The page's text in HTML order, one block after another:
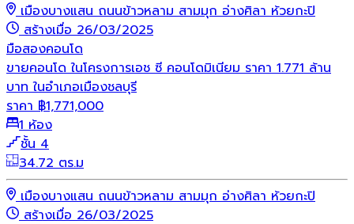
เมืองบางแสน ถนนข้าวหลาม สามมุก อ่างศิลา ห้วยกะปิ
สร้างเมื่อ 26/03/2025
มือสองคอนโด
ขายคอนโด ในโครงการเอช ซี คอนโดมิเนียม ราคา 1.771 ล้าน
บาท ในอำเภอเมืองชลบุรี
ราคา ฿1,771,000
1 ห้อง
ชั้น 4
34.72 ตร.ม
เมืองบางแสน ถนนข้าวหลาม สามมุก อ่างศิลา ห้วยกะปิ
สร้างเมื่อ 26/03/2025